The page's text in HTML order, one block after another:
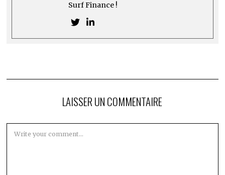
Surf Finance !
LAISSER UN COMMENTAIRE